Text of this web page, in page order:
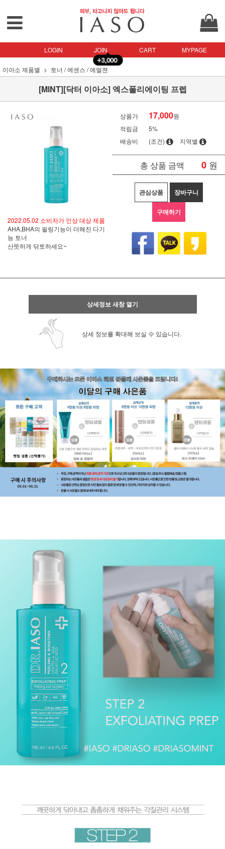
LOGIN JOIN CART MYPAGE
이아소 제품별 토너 / 에센스 / 에멀젼
[MINT][닥터 이아소] 엑스폴리에이팅 프렙
2022.05.02 소비자가 인상 대상 제품
AHA,BHA의 필링기능이 더해진 다기
능 토너
산뜻하게 닦토하세요~
상품가 17,000원
적립금
5%
배송비
(조건) 지역별
총 상품 금액 0 원
관심상품 장바구니
구매하기
상세정보 새창 열기
상세 정보를 확대해 보실 수 있습니다.